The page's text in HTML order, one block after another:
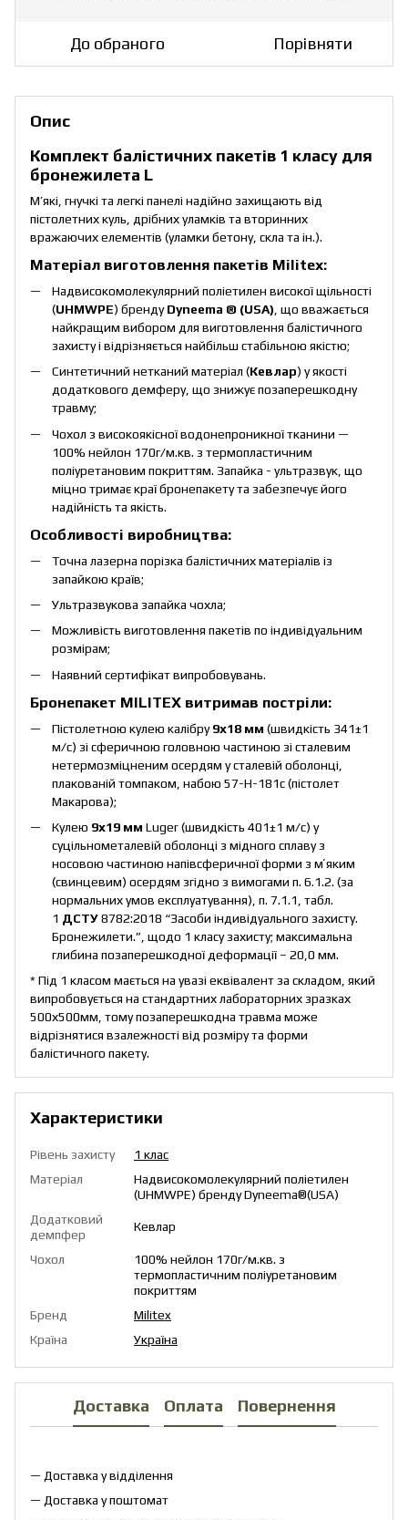
До обраного Порівняти
Опис
Комплект балістичних пакетів 1 класу для
бронежилета L
М’які, гнучкі та легкі панелі надійно захищають від
пістолетних куль, дрібних уламків та вторинних
вражаючих елементів (уламки бетону, скла та ін.).
Матеріал виготовлення пакетів Militex:
Надвисокомолекулярний поліетилен високої щільності
(UHMWPE) брендуDyneema ® (USA) , що вважається
найкращим вибором для виготовлення балістичного
захисту і відрізняється найбільш стабільною якістю;
Синтетичний нетканий матеріал (Кевлар) у якості
додаткового демферу, що знижує позаперешкодну
травму;
Чохол з високоякісної водонепроникної тканини —
100% нейлон 170г/м.кв. з термопластичним
поліуретановим покриттям. Запайка - ультразвук, що
міцно тримає краї бронепакету та забезпечує його
надійність та якість.
Особливості виробництва:
Точна лазерна порізка балістичних матеріалів із
запайкою країв;
Ультразвукова запайка чохла;
Можливість виготовлення пакетів по індивідуальним
розмірам;
Наявний сертифікат випробовувань.
Бронепакет MILITEX витримав постріли:
Пістолетною кулею калібру9х18 мм (швидкість 341±1
м/c) зі сферичною головною частиною зі сталевим
нетермозміцненим осердям у сталевій оболонці,
плакованій томпаком, набою 57-Н-181с (пістолет
Макарова);
Кулею 9х19 мм Luger (швидкість 401±1 м/c) у
суцільнометалевій оболонці з мідного сплаву з
носовою частиною напівсферичної форми з мʼяким
(свинцевим) осердям згідно з вимогами п. 6.1.2. (за
нормальних умов експлуатування), п. 7.1.1, табл.
1 ДСТУ8782:2018 “Засоби індивідуального захисту.
Бронежилети.”, щодо 1 класу захисту; максимальна
глибина позаперешкодної деформації – 20,0 мм.
* Під 1 класом мається на увазі еквівалент за складом, який
випробовується на стандартних лабораторних зразках
500х500мм, тому позаперешкодна травма може
відрізнятися взалежності від розміру та форми
балістичного пакету.
Характеристики
Рівень захисту
1 клас
Матеріал
Надвисокомолекулярний поліетилен
(UHMWPE) бренду Dyneema®️(USA)
Додатковий
демпфер
Кевлар
Чохол
100% нейлон 170г/м.кв. з
термопластичним поліуретановим
покриттям
Бренд
Militex
Країна
Україна
Доставка Оплата Повернення
— Доставка у відділення
— Доставка у поштомат